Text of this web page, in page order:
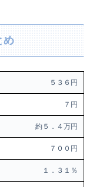
め
５３６円
７円
約５．４万円
７００円
１．３１％